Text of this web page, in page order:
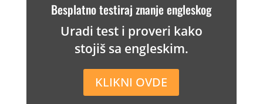
Besplatno testiraj znanje engleskog
Uradi test i proveri kako
stojiš sa engleskim.
KLIKNI OVDE